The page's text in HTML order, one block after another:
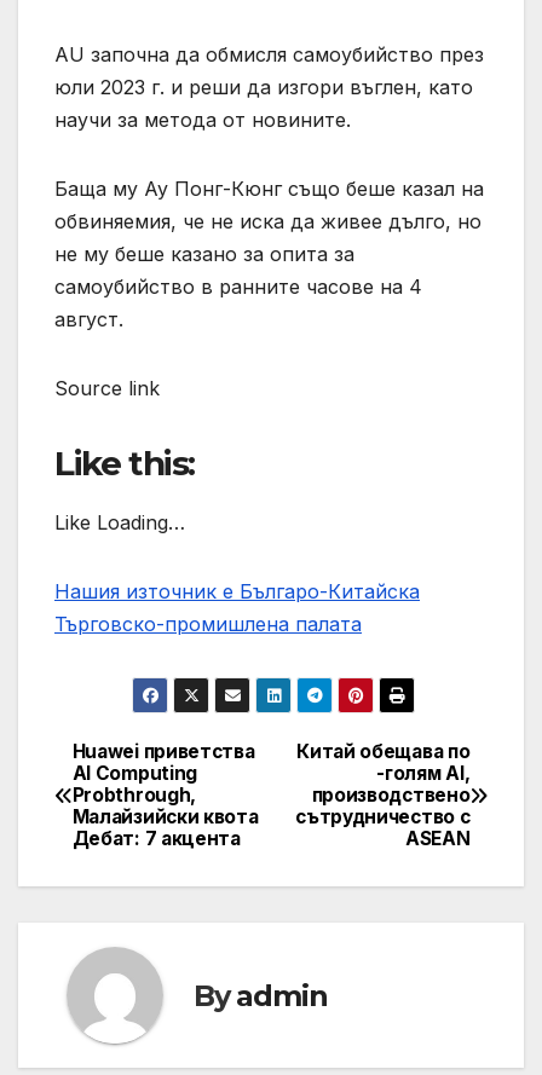
AU започна да обмисля самоубийство през
юли 2023 г. и реши да изгори въглен, като
научи за метода от новините.
Баща му Ау Понг-Кюнг също беше казал на
обвиняемия, че не иска да живее дълго, но
не му беше казано за опита за
самоубийство в ранните часове на 4
август.
Source link
Like this:
Like Loading…
Нашия източник е Българо-Китайска
Търговско-промишлена палaта
Post
navigation
Китай обещава по
-голям AI,
производствено
сътрудничество с
ASEAN
Huawei приветства
AI Computing
Probthrough,
Малайзийски квота
Дебат: 7 акцента
Byadmin